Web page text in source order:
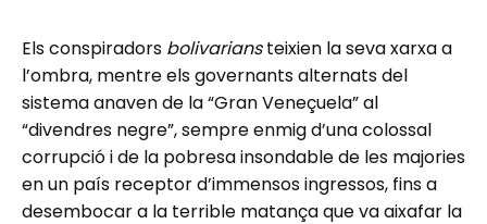
Els conspiradors bolivariansteixien la seva xarxa a
l’ombra, mentre els governants alternats del
sistema anaven de la “Gran Veneçuela” al
“divendres negre”, sempre enmig d’una colossal
corrupció i de la pobresa insondable de les majories
en un país receptor d’immensos ingressos, fins a
desembocar a la terrible matança que va aixafar la